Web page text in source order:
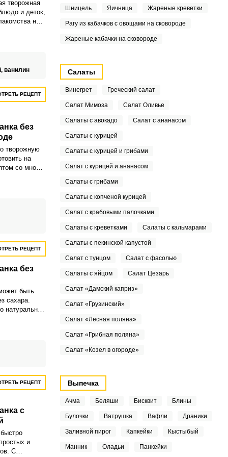
творожная
и деток,
не
ванилин
РЕЦЕПТ
без
творожную
на
со мной
РЕЦЕПТ
без
быть
сахара.
натуральных
РЕЦЕПТ
с
и
С
Шницель Яичница Жареные креветки
Рагу из кабачков с овощами на сковороде
Жареные кабачки на сковороде
Салаты
Винегрет Греческий салат
Салат Мимоза Салат Оливье
Салаты с авокадо Салат с ананасом
Салаты с курицей
Салаты с курицей и грибами
Салат с курицей и ананасом
Салаты с грибами
Салаты с копченой курицей
Салат с крабовыми палочками
Салаты с креветками Салаты с кальмарами
Салаты с пекинской капустой
Салат с тунцом Салат с фасолью
Салаты с яйцом Салат Цезарь
Салат «Дамский каприз»
Салат «Грузинский»
Салат «Лесная поляна»
Салат «Грибная поляна»
Салат «Козел в огороде»
Выпечка
Ачма Беляши Бисквит Блины
Булочки Ватрушка Вафли Драники
Заливной пирог Капкейки Кыстыбый
Манник Оладьи Панкейки